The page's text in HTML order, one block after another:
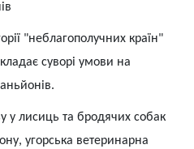
"неблагополучних країн"
суворі умови на
у лисиць та бродячих собак
угорська ветеринарна